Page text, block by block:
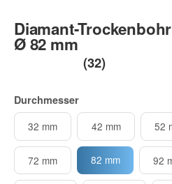
Diamant-
Ø 82 mm
(32)
Durchmesser
32 mm
42 mm 52
72 mm 82 mm 92